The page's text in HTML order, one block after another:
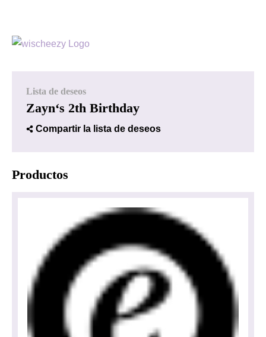
Lista de deseos
Zayn‘s 2th Birthday
Compartir la lista de deseos
Productos